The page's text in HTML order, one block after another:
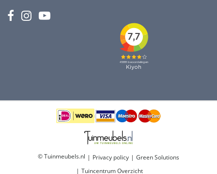
© Tuinmeubels.nl Privacy policy
Green Solutions
Tuincentrum Overzicht